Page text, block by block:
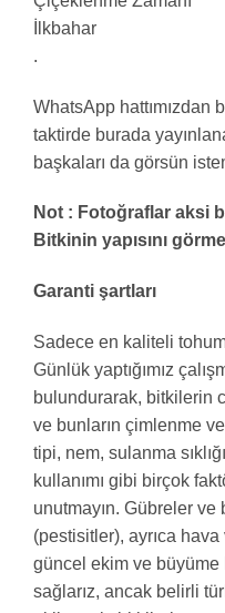
İlkbahar
.
WhatsApp hattımızdan
taktirde burada
başkaları da görsün
Not : Fotoğraflar aksi
Bitkinin yapısını
Garanti şartları
Sadece en kaliteli
Günlük yaptığımız
bulundurarak, bitkilerin
ve bunların çimlenme
tipi, nem, sulanma
kullanımı gibi birçok
unutmayın. Gübreler ve
(pestisitler), ayrıca
güncel ekim ve büyüme
sağlarız, ancak belirli